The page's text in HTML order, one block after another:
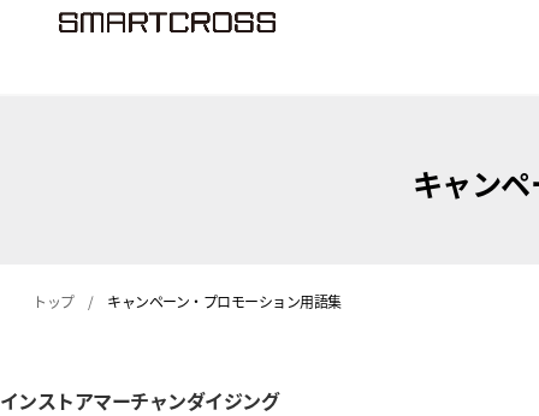
キャン
トップ / キャンペーン・プロモーション用語集
インストアマーチャンダイジング